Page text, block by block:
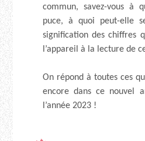
commun, savez-vous à
puce, à quoi peut-elle
signification des chiffres
l’appareil à la lecture de
On répond à toutes ces
encore dans ce nouvel
l’année 2023 !